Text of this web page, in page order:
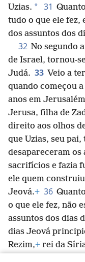
Uzias. * 31
tudo o que ele fez,
dos assuntos dos
32 No segundo
de Israel, tornou-
Judá. 33 Veio a
quando começou
anos em
Jerusa, filha de
direito aos olhos
que Uzias, seu
desapareceram
sacrifícios e fazia
ele quem
Jeová.+ 36
o que ele fez, não
assuntos dos dias
dias Jeová
Rezim,+ rei da